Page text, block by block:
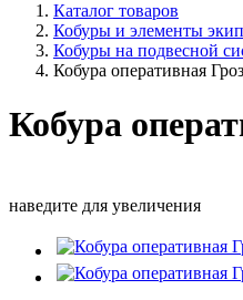
Каталог товаров
Кобуры и элементы
Кобуры на подвесной
Кобура оперативная
Кобура
наведите для увеличения